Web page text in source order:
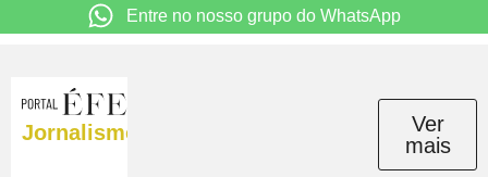
Entre no nosso grupo do WhatsApp
Jornalismo
Ver
mais